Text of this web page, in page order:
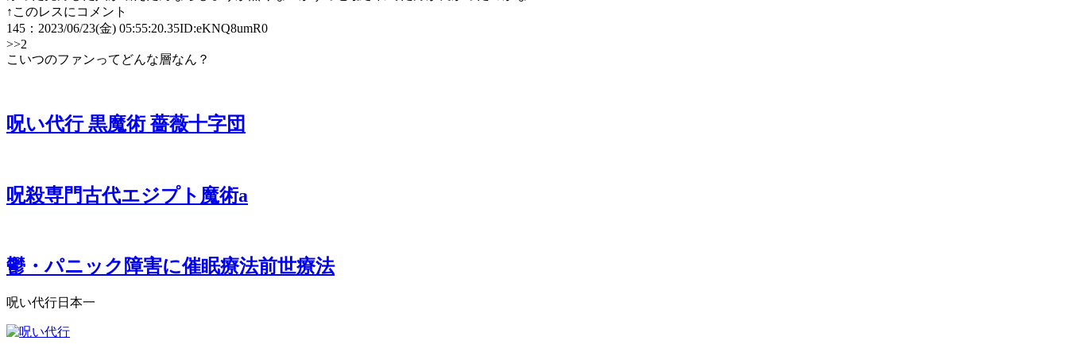
↑このレスにコメント
145 ： 2023/06/23(金) 05:55:20.35ID:eKNQ8umR0
>>2
こいつのファンってどんな層なん？
呪い代行 黒魔術 薔薇十字団
呪殺専門古代エジプト魔術a
鬱・パニック障害に催眠療法前世療法
呪い代行日本一